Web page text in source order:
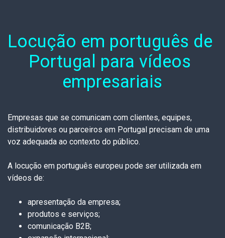
Locução em português de
Portugal para vídeos
empresariais
Empresas que se comunicam com clientes, equipes,
distribuidores ou parceiros em Portugal precisam de uma
voz adequada ao contexto do público.
A locução em português europeu pode ser utilizada em
vídeos de:
apresentação da empresa;
produtos e serviços;
comunicação B2B;